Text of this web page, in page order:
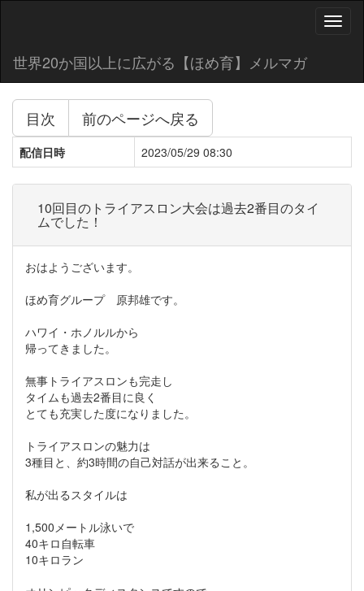
世界20か国以上に広がる【ほめ育】メルマガ
目次 前のページへ戻る
配信日時 2023/05/29 08:30
10回目のトライアスロン大会は過去2番目のタイ
ムでした！
おはようございます。
ほめ育グループ 原邦雄です。
ハワイ・ホノルルから
帰ってきました。
無事トライアスロンも完走し
タイムも過去2番目に良く
とても充実した度になりました。
トライアスロンの魅力は
3種目と、約3時間の自己対話が出来ること。
私が出るスタイルは
1,500メートル泳いで
40キロ自転車
10キロラン